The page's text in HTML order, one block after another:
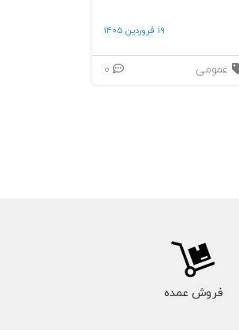
19 فروردین 1405
عمومی
فروش عمده